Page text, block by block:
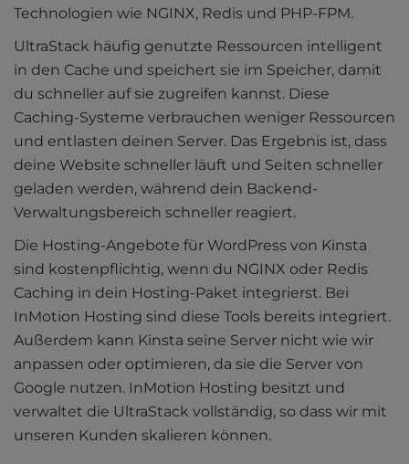
Technologien wie NGINX, Redis und PHP-FPM.
UltraStack häufig genutzte Ressourcen intelligent
in den Cache und speichert sie im Speicher, damit
du schneller auf sie zugreifen kannst. Diese
Caching-Systeme verbrauchen weniger Ressourcen
und entlasten deinen Server. Das Ergebnis ist, dass
deine Website schneller läuft und Seiten schneller
geladen werden, während dein Backend-
Verwaltungsbereich schneller reagiert.
Die Hosting-Angebote für WordPress von Kinsta
sind kostenpflichtig, wenn du NGINX oder Redis
Caching in dein Hosting-Paket integrierst. Bei
InMotion Hosting sind diese Tools bereits integriert.
Außerdem kann Kinsta seine Server nicht wie wir
anpassen oder optimieren, da sie die Server von
Google nutzen. InMotion Hosting besitzt und
verwaltet die UltraStack vollständig, so dass wir mit
unseren Kunden skalieren können.